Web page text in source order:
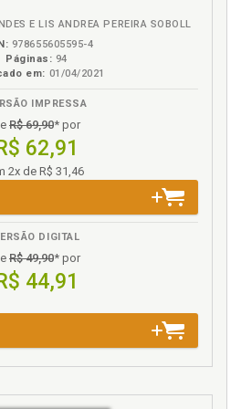
uma ruptura dos papéis de
Família homoparental vista
p. 271
e das relações sociais, p.
p. 262
no Judiciário, p.
à adoção por casal do mesmo
E LIS ANDREA PEREIRA SOBOLL
978655605595-4
Páginas: 94
em: 01/04/2021
IMPRESSA
R$ 69,90* por
62,91
2x de R$ 31,46
DIGITAL
R$ 49,90* por
44,91